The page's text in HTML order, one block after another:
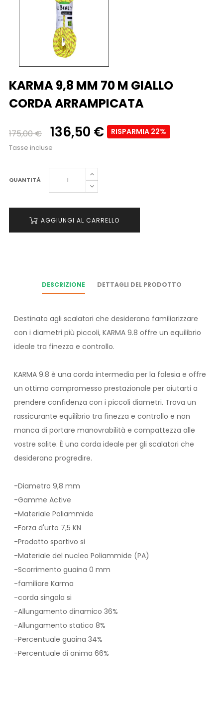
KARMA 9,8 MM 70 M GIALLO
CORDA ARRAMPICATA
175,00 € 136,50 € RISPARMIA 22%
Tasse incluse
QUANTITÀ
AGGIUNGI AL CARRELLO
DESCRIZIONE DETTAGLI DEL PRODOTTO
Destinato agli scalatori che desiderano familiarizzare
con i diametri più piccoli, KARMA 9.8 offre un equilibrio
ideale tra finezza e controllo.
KARMA 9.8 è una corda intermedia per la falesia e offre
un ottimo compromesso prestazionale per aiutarti a
prendere confidenza con i piccoli diametri. Trova un
rassicurante equilibrio tra finezza e controllo e non
manca di portare manovrabilità e compattezza alle
vostre salite. È una corda ideale per gli scalatori che
desiderano progredire.
-Diametro 9,8 mm
-Gamme Active
-Materiale Poliammide
-Forza d'urto 7,5 KN
-Prodotto sportivo si
-Materiale del nucleo Poliammide (PA)
-Scorrimento guaina 0 mm
-familiare Karma
-corda singola si
-Allungamento dinamico 36%
-Allungamento statico 8%
-Percentuale guaina 34%
-Percentuale di anima 66%